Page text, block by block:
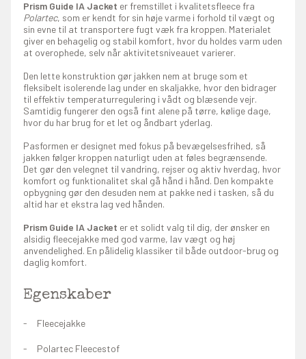
Prism Guide IA Jacket er fremstillet i kvalitetsfleece fra
Polartec, som er kendt for sin høje varme i forhold til vægt og
sin evne til at transportere fugt væk fra kroppen. Materialet
giver en behagelig og stabil komfort, hvor du holdes varm uden
at overophede, selv når aktivitetsniveauet varierer.
Den lette konstruktion gør jakken nem at bruge som et
fleksibelt isolerende lag under en skaljakke, hvor den bidrager
til effektiv temperaturregulering i vådt og blæsende vejr.
Samtidig fungerer den også fint alene på tørre, kølige dage,
hvor du har brug for et let og åndbart yderlag.
Pasformen er designet med fokus på bevægelsesfrihed, så
jakken følger kroppen naturligt uden at føles begrænsende.
Det gør den velegnet til vandring, rejser og aktiv hverdag, hvor
komfort og funktionalitet skal gå hånd i hånd. Den kompakte
opbygning gør den desuden nem at pakke ned i tasken, så du
altid har et ekstra lag ved hånden.
Prism Guide IA Jacket er et solidt valg til dig, der ønsker en
alsidig fleecejakke med god varme, lav vægt og høj
anvendelighed. En pålidelig klassiker til både outdoor-brug og
daglig komfort.
Egenskaber
Fleecejakke
Polartec Fleecestof